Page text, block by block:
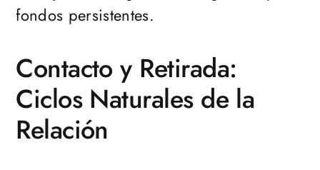
fondos persistentes.
Contacto y Retirada:
Ciclos Naturales de la
Relación